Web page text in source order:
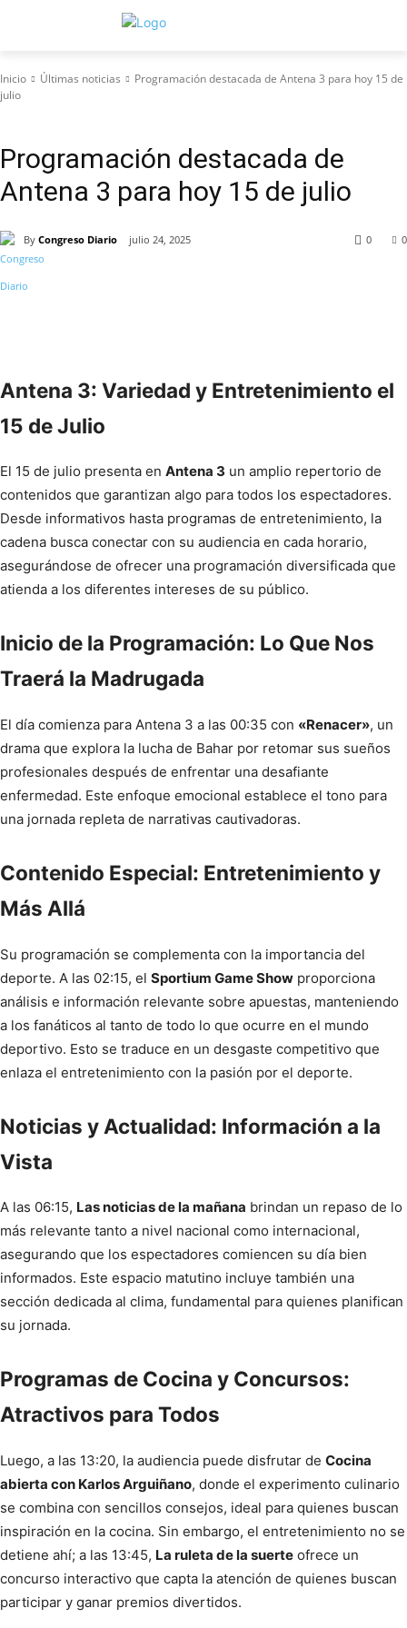
Inicio Últimas noticias
Programación destacada de Antena 3 para hoy 15 de
julio
Programación destacada de
Antena 3 para hoy 15 de julio
By Congreso Diario julio 24, 2025 0
0
Antena 3: Variedad y Entretenimiento el
15 de Julio
El 15 de julio presenta en Antena 3 un amplio repertorio de
contenidos que garantizan algo para todos los espectadores.
Desde informativos hasta programas de entretenimiento, la
cadena busca conectar con su audiencia en cada horario,
asegurándose de ofrecer una programación diversificada que
atienda a los diferentes intereses de su público.
Inicio de la Programación: Lo Que Nos
Traerá la Madrugada
El día comienza para Antena 3 a las 00:35 con «Renacer», un
drama que explora la lucha de Bahar por retomar sus sueños
profesionales después de enfrentar una desafiante
enfermedad. Este enfoque emocional establece el tono para
una jornada repleta de narrativas cautivadoras.
Contenido Especial: Entretenimiento y
Más Allá
Su programación se complementa con la importancia del
deporte. A las 02:15, el Sportium Game Show proporciona
análisis e información relevante sobre apuestas, manteniendo
a los fanáticos al tanto de todo lo que ocurre en el mundo
deportivo. Esto se traduce en un desgaste competitivo que
enlaza el entretenimiento con la pasión por el deporte.
Noticias y Actualidad: Información a la
Vista
A las 06:15, Las noticias de la mañana brindan un repaso de lo
más relevante tanto a nivel nacional como internacional,
asegurando que los espectadores comiencen su día bien
informados. Este espacio matutino incluye también una
sección dedicada al clima, fundamental para quienes planifican
su jornada.
Programas de Cocina y Concursos:
Atractivos para Todos
Luego, a las 13:20, la audiencia puede disfrutar de Cocina
abierta con Karlos Arguiñano, donde el experimento culinario
se combina con sencillos consejos, ideal para quienes buscan
inspiración en la cocina. Sin embargo, el entretenimiento no se
detiene ahí; a las 13:45, La ruleta de la suerte ofrece un
concurso interactivo que capta la atención de quienes buscan
participar y ganar premios divertidos.